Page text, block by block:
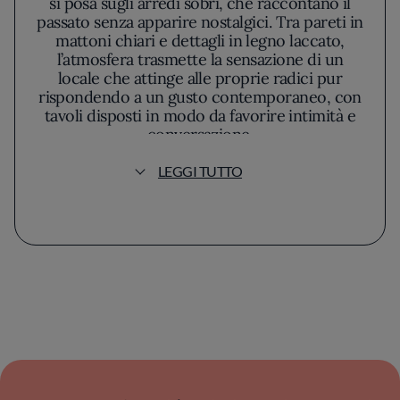
passato senza apparire nostalgici. Tra pareti in
mattoni chiari e dettagli in legno laccato,
l’atmosfera trasmette la sensazione di un
locale che attinge alle proprie radici pur
rispondendo a un gusto contemporaneo, con
tavoli disposti in modo da favorire intimità e
conversazione.
In cucina, Nicola Zanetti guida il percorso
parte un esercizio di memoria, in parte una
cromatica e olfattiva del menù, che cambia
LEGGI TUTTO